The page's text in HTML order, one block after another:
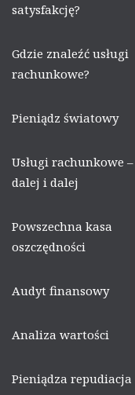
satysfakcję?
Gdzie znaleźć usługi
rachunkowe?
Pieniądz światowy
Usługi rachunkowe –
dalej i dalej
Powszechna kasa
oszczędności
Audyt finansowy
Analiza wartości
Pieniądza repudiacja